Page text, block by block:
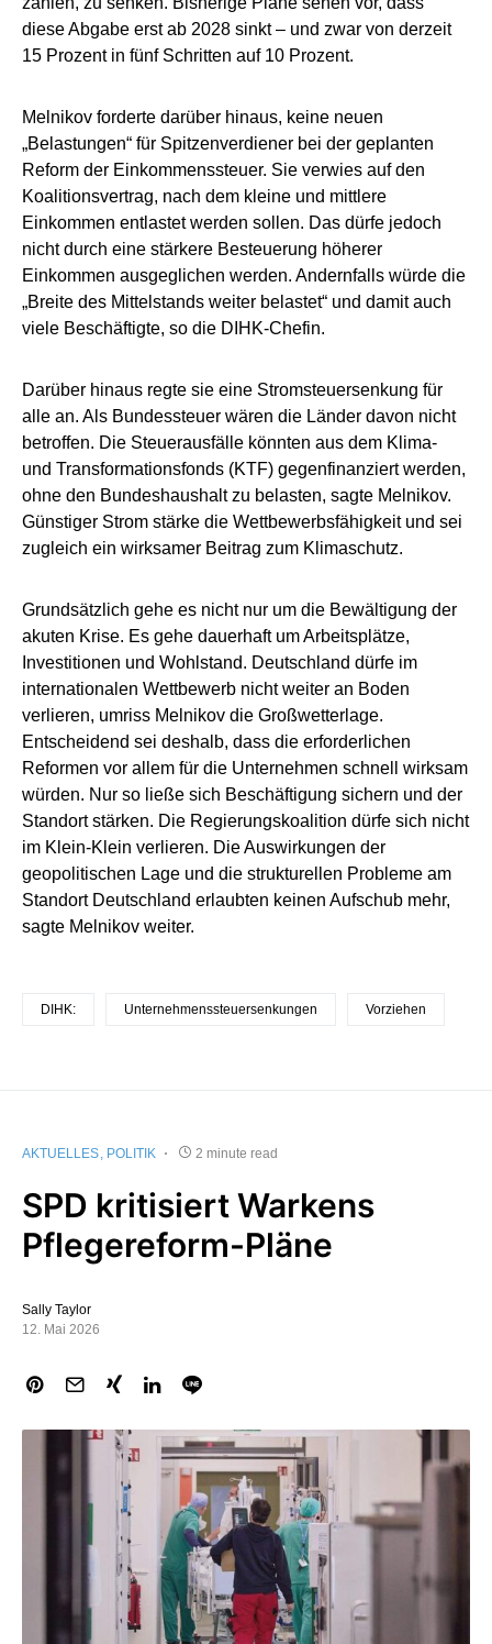
diese Abgabe erst ab 2028 sinkt – und zwar von derzeit
15 Prozent in fünf Schritten auf 10 Prozent.
Melnikov forderte darüber hinaus, keine neuen
„Belastungen“ für Spitzenverdiener bei der geplanten
Reform der Einkommenssteuer. Sie verwies auf den
Koalitionsvertrag, nach dem kleine und mittlere
Einkommen entlastet werden sollen. Das dürfe jedoch
nicht durch eine stärkere Besteuerung höherer
Einkommen ausgeglichen werden. Andernfalls würde die
„Breite des Mittelstands weiter belastet“ und damit auch
viele Beschäftigte, so die DIHK-Chefin.
Darüber hinaus regte sie eine Stromsteuersenkung für
alle an. Als Bundessteuer wären die Länder davon nicht
betroffen. Die Steuerausfälle könnten aus dem Klima-
und Transformationsfonds (KTF) gegenfinanziert werden,
ohne den Bundeshaushalt zu belasten, sagte Melnikov.
Günstiger Strom stärke die Wettbewerbsfähigkeit und sei
zugleich ein wirksamer Beitrag zum Klimaschutz.
Grundsätzlich gehe es nicht nur um die Bewältigung der
akuten Krise. Es gehe dauerhaft um Arbeitsplätze,
Investitionen und Wohlstand. Deutschland dürfe im
internationalen Wettbewerb nicht weiter an Boden
verlieren, umriss Melnikov die Großwetterlage.
Entscheidend sei deshalb, dass die erforderlichen
Reformen vor allem für die Unternehmen schnell wirksam
würden. Nur so ließe sich Beschäftigung sichern und der
Standort stärken. Die Regierungskoalition dürfe sich nicht
im Klein-Klein verlieren. Die Auswirkungen der
geopolitischen Lage und die strukturellen Probleme am
Standort Deutschland erlaubten keinen Aufschub mehr,
sagte Melnikov weiter.
DIHK: Unternehmenssteuersenkungen Vorziehen
AKTUELLES POLITIK 2 minute read
SPD kritisiert Warkens
Pflegereform-Pläne
Sally Taylor
12. Mai 2026